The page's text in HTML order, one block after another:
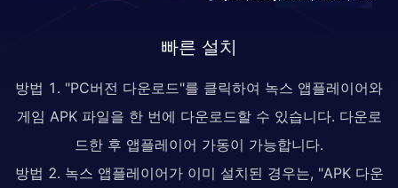
빠른 설치
방법 1. "PC버전 다운로드"를 클릭하여 녹스 앱플레이어와
게임 APK 파일을 한 번에 다운로드할 수 있습니다. 다운로
드한 후 앱플레이어 가동이 가능합니다.
방법 2. 녹스 앱플레이어가 이미 설치된 경우는, "APK 다운